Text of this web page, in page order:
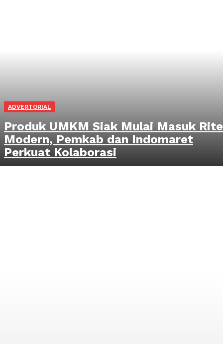
ADVERTORIAL
Produk UMKM Siak Mulai Masuk
Modern, Pemkab dan Indomaret
Perkuat Kolaborasi